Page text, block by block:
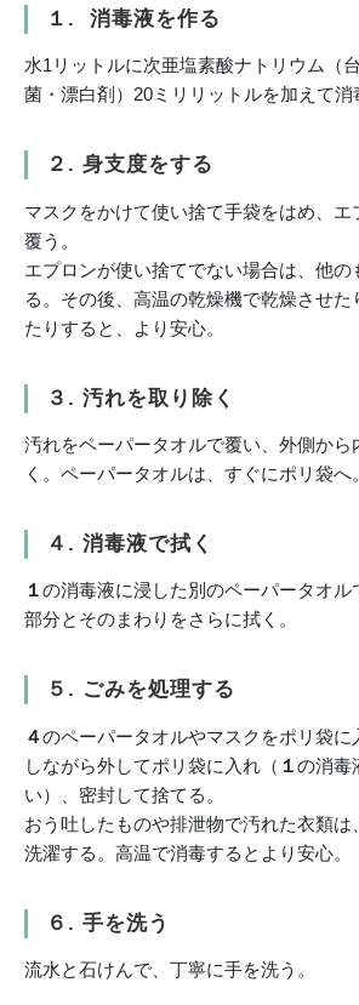
１. 消毒液を作る
水1リットルに次亜塩素酸ナトリウム（
菌・漂白剤）20ミリリットルを加えて消
２. 身支度をする
マスクをかけて使い捨て手袋をはめ、エ
覆う。
エプロンが使い捨てでない場合は、他の
る。その後、高温の乾燥機で乾燥させた
たりすると、より安心。
３. 汚れを取り除く
汚れをペーパータオルで覆い、外側から
く。ペーパータオルは、すぐにポリ袋へ。
４. 消毒液で拭く
１の消毒液に浸した別のペーパータオル
部分とそのまわりをさらに拭く。
５. ごみを処理する
４のペーパータオルやマスクをポリ袋に
しながら外してポリ袋に入れ（ １の消毒
い）、密封して捨てる。
おう吐したものや排泄物で汚れた衣類は
洗濯する。高温で消毒するとより安心。
６. 手を洗う
流水と石けんで、丁寧に手を洗う。